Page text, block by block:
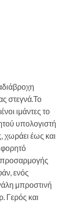
στεγνά.Το
ιμάντες το
υπολογιστή
έως και
προσαρμογής
ενός
μπροστινή
Γερός και